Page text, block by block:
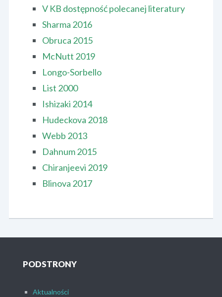
V KB dostępność polecanej literatury
Sharma 2016
Obruca 2015
McNutt 2019
Longo-Sorbello
List 2000
Ishizaki 2014
Hudeckova 2018
Webb 2013
Dahnum 2015
Chiranjeevi 2019
Blinova 2017
PODSTRONY
Aktualności